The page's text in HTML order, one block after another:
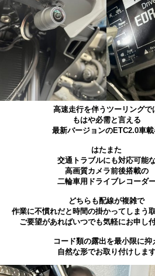
高速走行を伴うツーリングで
もはや必需と言える
最新バージョンのETC2.0車載
はたまた
交通トラブルにも対応可能
高画質カメラ前後搭載の
二輪車用ドライブレコーダ
どちらも配線が複雑で
作業に不慣れだと時間の掛かってしまう
ご要望があればいつでも気軽にお申し
コード類の露出を最小限に抑
自然な形でお取り付けしま